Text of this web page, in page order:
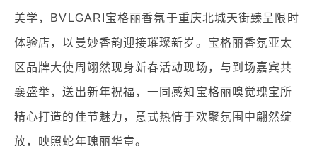
美学，BVLGARI宝格丽香氛于重庆北城天街臻呈限时
体验店，以曼妙香韵迎接璀璨新岁。宝格丽香氛亚太
区品牌大使周翊然现身新春活动现场，与到场嘉宾共
襄盛举，送出新年祝福，一同感知宝格丽嗅觉瑰宝所
精心打造的佳节魅力，意式热情于欢聚氛围中翩然绽
放，映照蛇年瑰丽华章。